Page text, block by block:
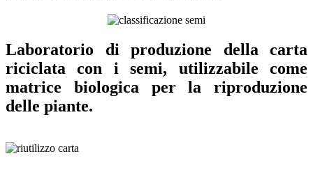
Laboratorio di produzione della carta
riciclata con i semi, utilizzabile come
matrice biologica per la riproduzione
delle piante.